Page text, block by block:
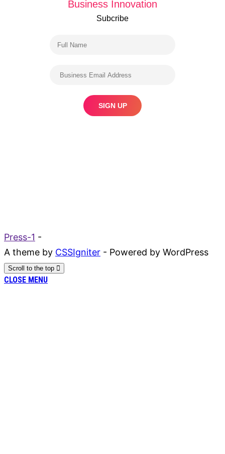
Business Innovation
Subcribe
Press-1 -
A theme by CSSIgniter - Powered by WordPress
Scroll to the top
CLOSE MENU